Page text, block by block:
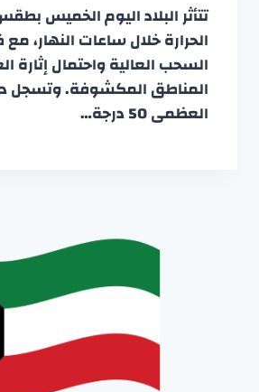
تتأثر البلاد اليوم الخميس
الحرارة خلال ساعات النهار،
السحب العالية واحتمال إثارة
المناطق المكشوفة. وتسجل
العظمى 50 درجة…